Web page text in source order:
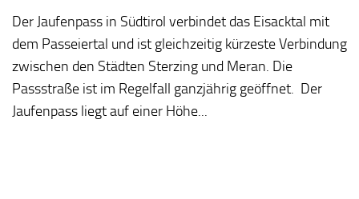
Der Jaufenpass in Südtirol verbindet das Eisacktal mit
dem Passeiertal und ist gleichzeitig kürzeste Verbindung
zwischen den Städten Sterzing und Meran. Die
Passstraße ist im Regelfall ganzjährig geöffnet. Der
Jaufenpass liegt auf einer Höhe...